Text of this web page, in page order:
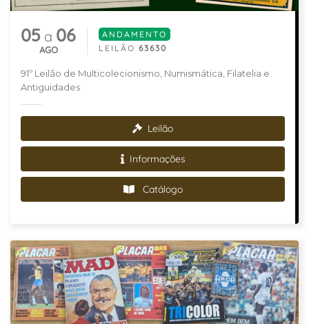
05 a 06
AGO
ANDAMENTO
LEILÃO 63630
91º Leilão de Multicolecionismo, Numismática, Filatelia e
Antiguidades
Leilão
Informações
Catálogo